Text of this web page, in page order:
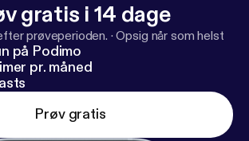
gratis i 14 dage
prøveperioden. ·Opsig når som helst
på Podimo
pr. måned
Prøv gratis